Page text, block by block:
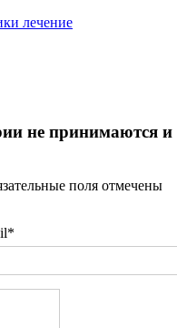
лечение
не принимаются и
поля отмечены